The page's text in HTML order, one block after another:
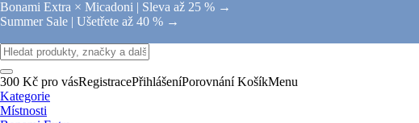
Bonami Extra × Micadoni | Sleva až 25 % →
Summer Sale | Ušetřete až 40 % →
300 Kč pro vásRegistracePřihlášeníPorovnání KošíkMenu
Kategorie
Místnosti